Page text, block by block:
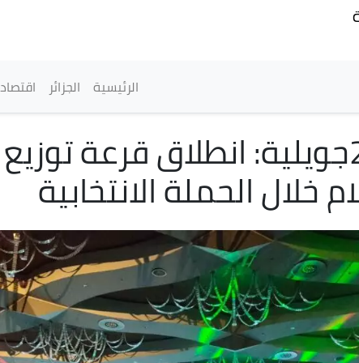
القائمة
الرئيسية الجزائر اقتصاد
تشريعيات 2جويلية: انطلاق
خلال الحملة الانتخابية